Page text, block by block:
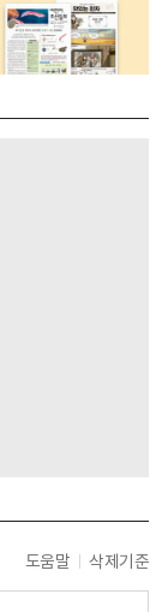
도움말 삭제기준